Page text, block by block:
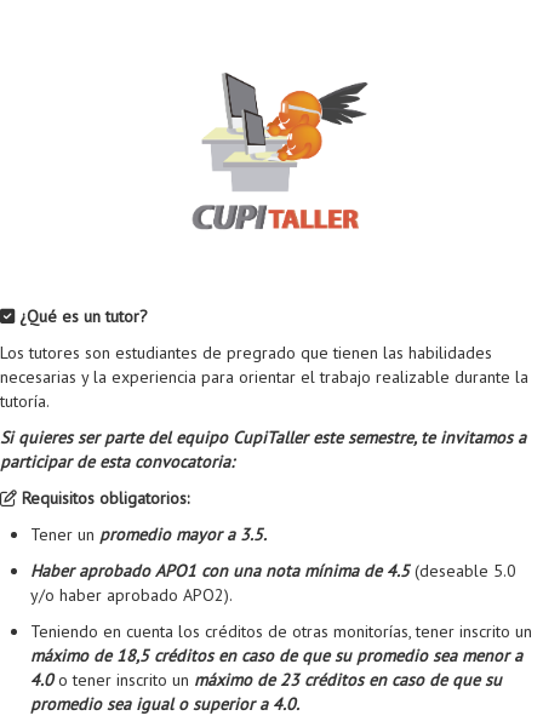
¿Qué es un tutor?
Los tutores son estudiantes de pregrado que tienen las habilidades
necesarias y la experiencia para orientar el trabajo realizable durante la
tutoría.
Si quieres ser parte del equipo CupiTaller este semestre, te invitamos a
participar de esta convocatoria:
Requisitos obligatorios:
Tener un promedio mayor a 3.5.
Haber aprobado APO1 con una nota mínima de 4.5(deseable 5.0
y/o haber aprobado APO2).
Teniendo en cuenta los créditos de otras monitorías, tener inscrito un
máximo de 18,5 créditos en caso de que su promedio sea menor a
4.0o tener inscrito un máximo de 23 créditos en caso de que su
promedio sea igual o superior a 4.0.
Grado